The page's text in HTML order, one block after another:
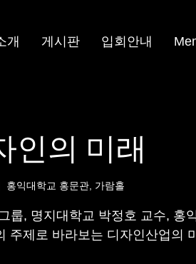
개 게시판 입회안내
인의 미래
홍익대학교 홍문관, 가람홀
룹, 명지대학교 박정호 교수, 홍
주제로 바라보는 디자인산업의